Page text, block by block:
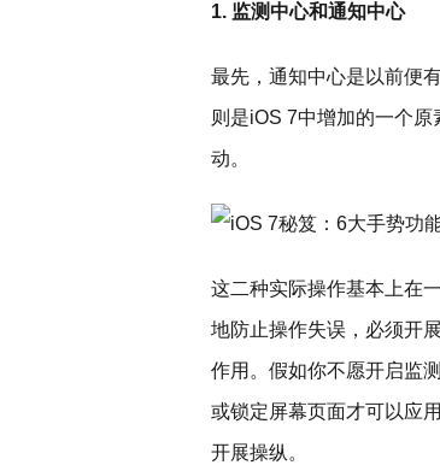
1. 监测中心和通知中心
最先，通知中心是以前便
则是iOS 7中增加的一个
动。
这二种实际操作基本上在
地防止操作失误，必须开
作用。假如你不愿开启监
或锁定屏幕页面才可以应
开展操纵。